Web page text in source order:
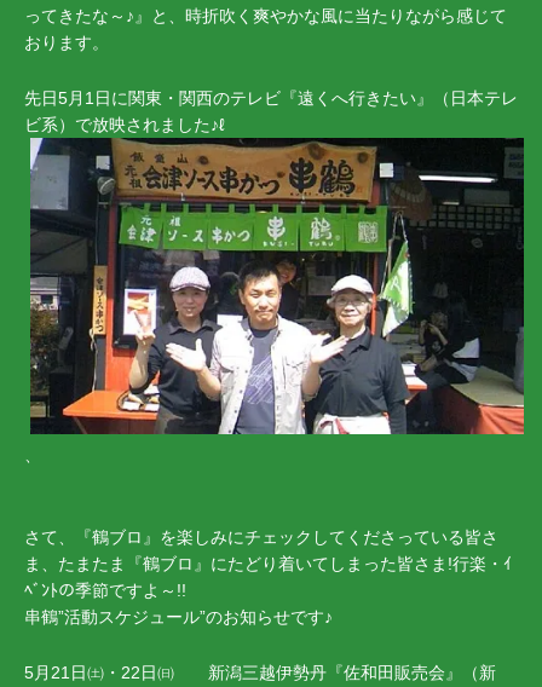
ってきたな～♪』と、時折吹く爽やかな風に当たりながら感じて
おります。
先日5月1日に関東・関西のテレビ『遠くへ行きたい』（日本テレ
ビ系）で放映されました♪ℓ
さて、『鶴ブロ』を楽しみにチェックしてくださっている皆さ
ま、たまたま『鶴ブロ』にたどり着いてしまった皆さま!行楽・ｲ
ﾍﾞﾝﾄの季節ですよ～!!
串鶴”活動スケジュール”のお知らせです♪
5月21日㈯・22日㈰ 新潟三越伊勢丹『佐和田販売会』（新